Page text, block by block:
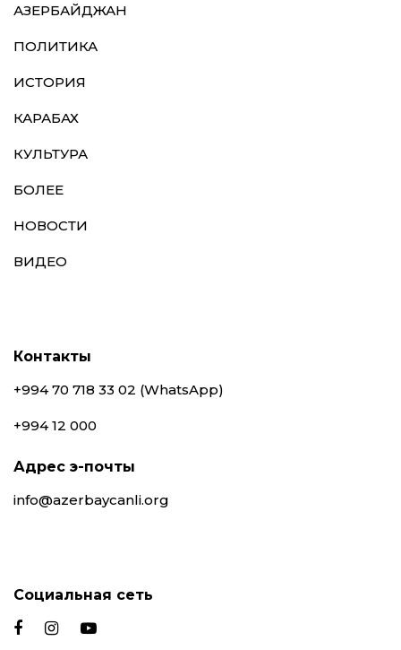
АЗЕРБАЙДЖАН
ПОЛИТИКА
ИСТОРИЯ
КАРАБАХ
КУЛЬТУРА
БОЛЕЕ
НОВОСТИ
ВИДЕО
Контакты
+994 70 718 33 02 (WhatsApp)
+994 12 000
Адрес э-почты
info@azerbaycanli.org
Социальная сеть